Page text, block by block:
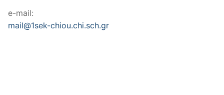
e-mail:
mail@1sek-chiou.chi.sch.gr